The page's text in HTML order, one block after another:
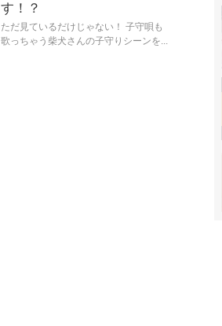
す！？
ただ見ているだけじゃない！ 子守唄も
歌っちゃう柴犬さんの子守りシーンを...